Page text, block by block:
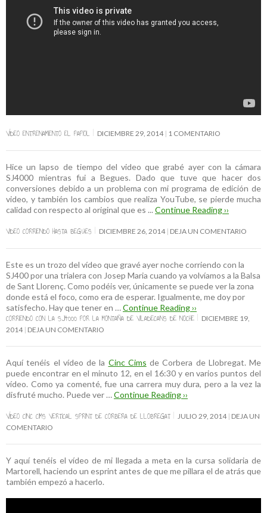
VÍDEO ENTRENAMIENTO EL PAPIOL DICIEMBRE 29, 2014 1 COMENTARIO
Hice un lapso de tiempo del video que grabé ayer con la cámara
SJ4000 mientras fui a Begues. Dado que tuve que hacer dos
conversiones debido a un problema con mi programa de edición de
video, y también los cambios que realiza YouTube, se pierde mucha
calidad con respecto al original que es ... Continue Reading ››
VIDEO CORRIENDO HASTA BEGUES DICIEMBRE 26, 2014 DEJA UN COMENTARIO
Este es un trozo del vídeo que gravé ayer noche corriendo con la
SJ400 por una trialera con Josep Maria cuando ya volvíamos a la Balsa
de Sant Llorenç. Como podéis ver, únicamente se puede ver la zona
donde está el foco, como era de esperar. Igualmente, me doy por
satisfecho. Hay que tener en …Continue Reading ››
CORRIENDO CON LA SJ4000 POR LA MONTAÑA DE VILADECANS DE NOCHE
DICIEMBRE 19,
2014 DEJA UN COMENTARIO
Aquí tenéis el vídeo de la Cinc Cims de Corbera de Llobregat. Me
puede encontrar en el minuto 12, en el 16:30 y en varios puntos del
vídeo. Como ya comenté, fue una carrera muy dura, pero a la vez la
disfruté mucho. Puede ver …Continue Reading ››
VÍDEO CINC CIMS VERTICAL SPRINT DE CORBERA DE LLOBREGAT JULIO 29, 2014 DEJA UN
COMENTARIO
Y aquí tenéis el vídeo de mi llegada a meta en la cursa solidaria de
Martorell, haciendo un esprint antes de que me pillara el de atrás que
también empezó a hacerlo.